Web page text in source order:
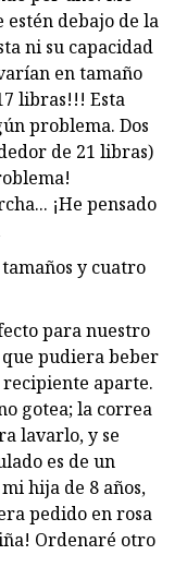
estén debajo de la
ni su capacidad
en tamaño
libras!!! Esta
problema. Dos
de 21 libras)
¡He pensado
y cuatro
para nuestro
pudiera beber
aparte.
gotea; la correa
lavarlo, y se
es de un
hija de 8 años,
pedido en rosa
Ordenaré otro